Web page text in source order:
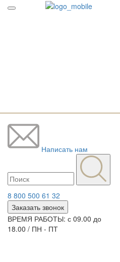
Написать нам
8 800 500 61 32
Заказать звонок
ВРЕМЯ РАБОТЫ: с 09.00 до
18.00 / ПН - ПТ